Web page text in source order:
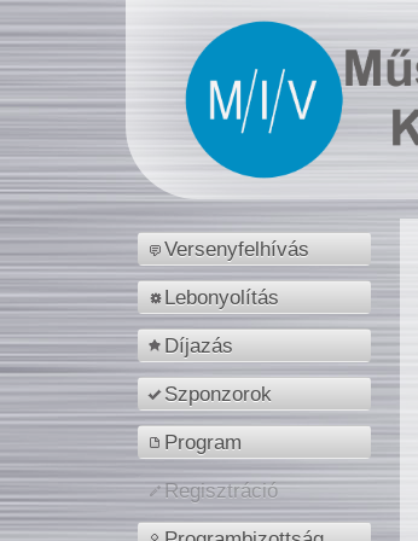
Versenyfelhívás
Lebonyolítás
Díjazás
Szponzorok
Program
Regisztráció